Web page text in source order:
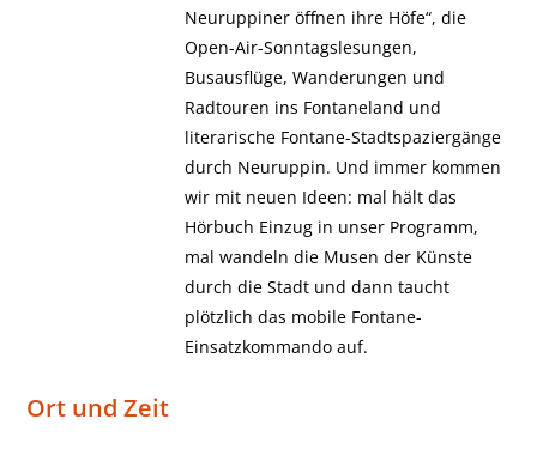
Neuruppiner öffnen ihre Höfe“, die
Open-Air-Sonntagslesungen,
Busausflüge, Wanderungen und
Radtouren ins Fontaneland und
literarische Fontane-Stadtspaziergänge
durch Neuruppin. Und immer kommen
wir mit neuen Ideen: mal hält das
Hörbuch Einzug in unser Programm,
mal wandeln die Musen der Künste
durch die Stadt und dann taucht
plötzlich das mobile Fontane-
Einsatzkommando auf.
Ort und Zeit